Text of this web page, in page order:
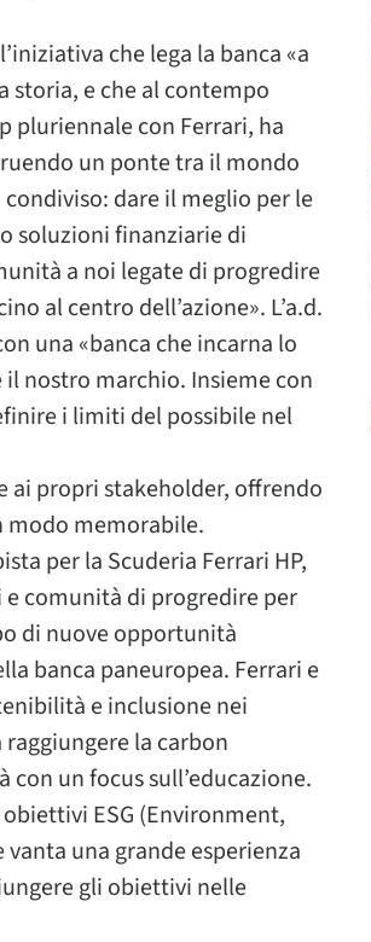
che lega la banca «a
storia, e che al contempo
pluriennale con Ferrari, ha
un ponte tra il mondo
dare il meglio per le
soluzioni finanziarie di
a noi legate di progredire
al centro dell’azione». L’a.d.
una «banca che incarna lo
nostro marchio. Insieme con
i limiti del possibile nel
ai propri stakeholder, offrendo
modo memorabile.
per la Scuderia Ferrari HP,
comunità di progredire per
di nuove opportunità
banca paneuropea. Ferrari e
e inclusione nei
la carbon
un focus sull’educazione.
ESG (Environment,
una grande esperienza
gli obiettivi nelle